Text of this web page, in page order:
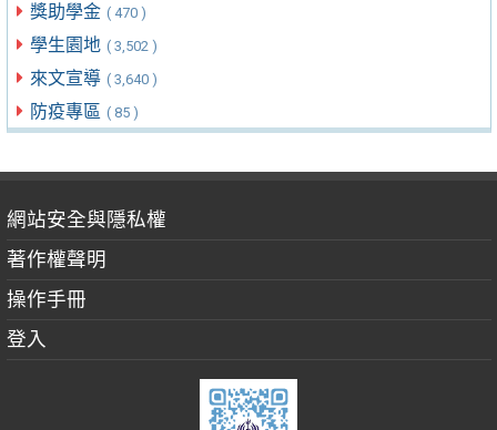
獎助學金 ( 470 )
學生園地 ( 3,502 )
來文宣導 ( 3,640 )
防疫專區 ( 85 )
網站安全與隱私權
著作權聲明
操作手冊
登入